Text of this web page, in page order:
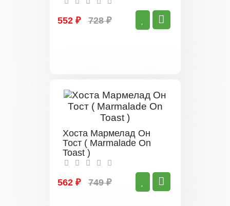
552 ₽ 728 ₽
Хоста Мармелад Он
Тост ( Marmalade On
Toast )
562 ₽ 749 ₽